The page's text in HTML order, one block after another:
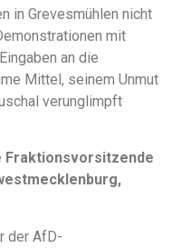
in Grevesmühlen nicht
mit
an die
Mittel, seinem Unmut
verunglimpft
Fraktionsvorsitzende
der AfD-